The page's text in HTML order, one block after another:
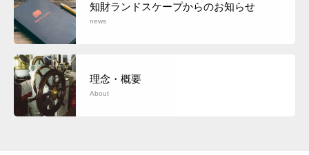
知財ランドスケープからのお知らせ
news
理念・概要
About